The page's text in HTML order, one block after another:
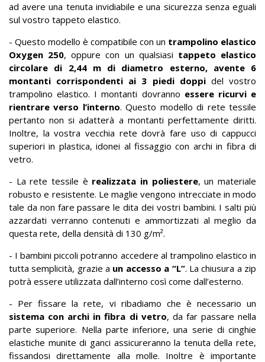
ad avere una tenuta invidiabile e una sicurezza senza eguali
sul vostro tappeto elastico.
- Questo modello è compatibile con un trampolino elastico
Oxygen 250, oppure con un qualsiasi tappeto elastico
circolare di 2,44 m di diametro esterno, avente 6
montanti corrispondenti ai 3 piedi doppidel vostro
trampolino elastico. I montanti dovranno essere ricurvi e
rientrare verso l’interno. Questo modello di rete tessile
pertanto non si adatterà a montanti perfettamente diritti.
Inoltre, la vostra vecchia rete dovrà fare uso di cappucci
superiori in plastica, idonei al fissaggio con archi in fibra di
vetro.
- La rete tessile è realizzata in poliestere, un materiale
robusto e resistente. Le maglie vengono intrecciate in modo
tale da non fare passare le dita dei vostri bambini. I salti più
azzardati verranno contenuti e ammortizzati al meglio da
questa rete, della densità di 130 g/m².
- I bambini piccoli potranno accedere al trampolino elastico in
tutta semplicità, grazie a un accesso a “L”. La chiusura a zip
potrà essere utilizzata dall’interno così come dall’esterno.
- Per fissare la rete, vi ribadiamo che è necessario un
sistema con archi in fibra di vetro, da far passare nella
parte superiore. Nella parte inferiore, una serie di cinghie
elastiche munite di ganci assicureranno la tenuta della rete,
fissandosi direttamente alla molle. Inoltre è importante